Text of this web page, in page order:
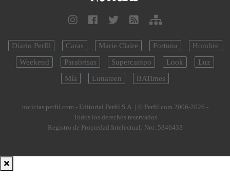
Diario Perfil Caras Marie Claire Fortuna
Hombre
Weekend
Parabrisas Supercampo Look
Luz
Mía
Lunateen BATimes
noticias.perfil.com - Editorial Perfil S.A. | © Perfil.com 2006-2026 -
Todos los derechos reservados
Registro de Propiedad Intelectual: Nro. 5346433